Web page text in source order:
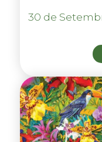
30 de